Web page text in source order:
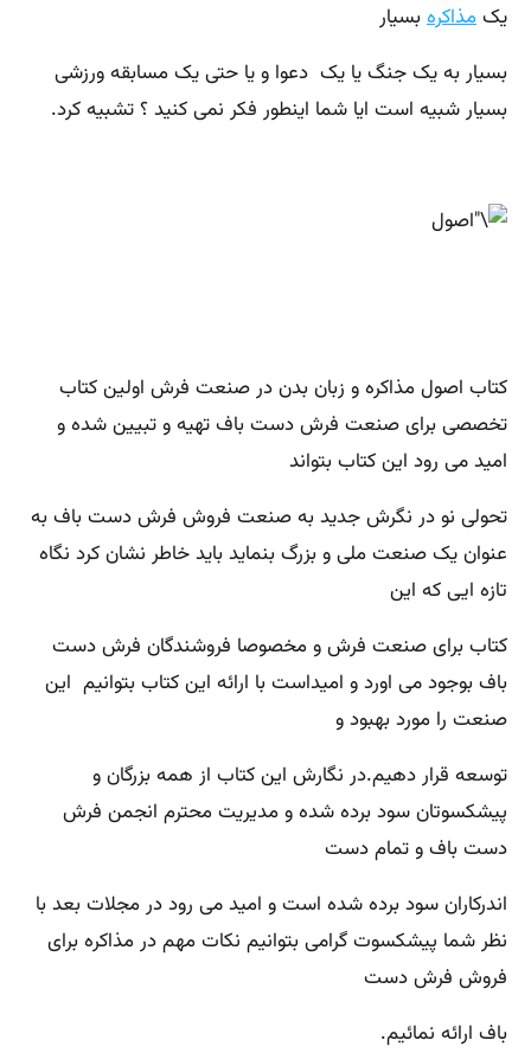
یکمذاکرهبسیار
بسیار به یک جنگ یا یک دعوا و یا حتی یک مسابقه ورزشی
بسیار شبیه است ایا شما اینطور فکر نمی کنید ؟ تشبیه کرد.
کتاب اصول مذاکره و زبان بدن در صنعت فرش اولین کتاب
تخصصی برای صنعت فرش دست باف تهیه و تبیین شده و
امید می رود این کتاب بتواند
تحولی نو در نگرش جدید به صنعت فروش فرش دست باف به
عنوان یک صنعت ملی و بزرگ بنماید باید خاطر نشان کرد نگاه
تازه ایی که این
کتاب برای صنعت فرش و مخصوصا فروشندگان فرش دست
باف بوجود می اورد و امیداست با ارائه این کتاب بتوانیم این
صنعت را مورد بهبود و
توسعه قرار دهیم.در نگارش این کتاب از همه بزرگان و
پیشکسوتان سود برده شده و مدیریت محترم انجمن فرش
دست باف و تمام دست
اندرکاران سود برده شده است و امید می رود در مجلات بعد با
نظر شما پیشکسوت گرامی بتوانیم نکات مهم در مذاکره برای
فروش فرش دست
باف ارائه نمائیم.